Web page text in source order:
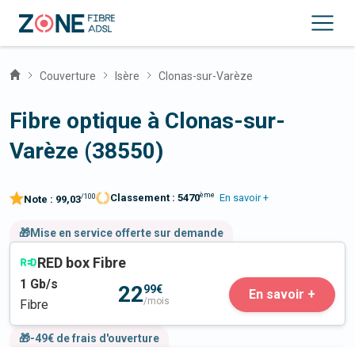
Couverture Isère Clonas-sur-Varèze
Fibre optique à Clonas-sur-
Varèze (38550)
Note : 99,03/100 Classement : 5470ème En savoir +
🎁Mise en service offerte sur demande
RED box Fibre
1 Gb/s
Fibre
2299€
/mois En savoir +
🎁-49€ de frais d'ouverture